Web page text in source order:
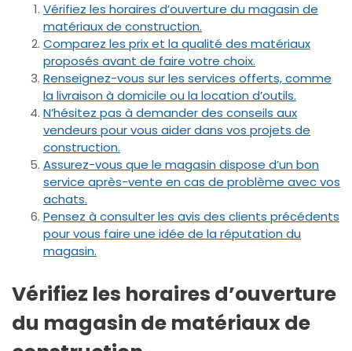
Vérifiez les horaires d’ouverture du magasin de
matériaux de construction.
Comparez les prix et la qualité des matériaux
proposés avant de faire votre choix.
Renseignez-vous sur les services offerts, comme
la livraison à domicile ou la location d’outils.
N’hésitez pas à demander des conseils aux
vendeurs pour vous aider dans vos projets de
construction.
Assurez-vous que le magasin dispose d’un bon
service après-vente en cas de problème avec vos
achats.
Pensez à consulter les avis des clients précédents
pour vous faire une idée de la réputation du
magasin.
Vérifiez les horaires d’ouverture
du magasin de matériaux de